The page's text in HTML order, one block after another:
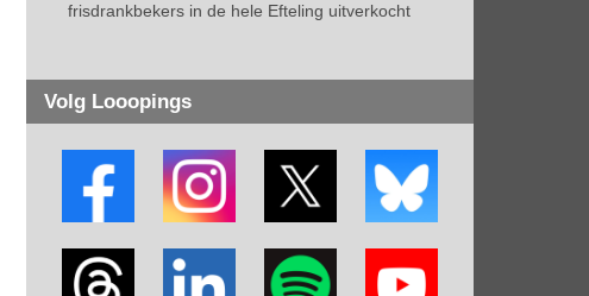
frisdrankbekers in de hele Efteling uitverkocht
Volg Looopings